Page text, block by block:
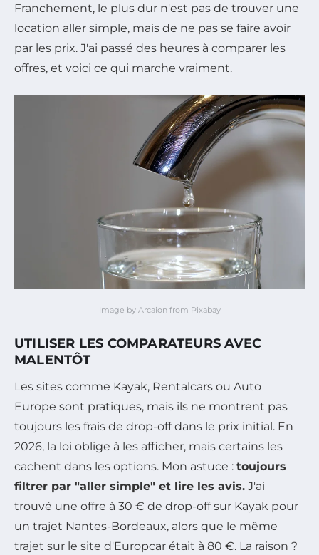
Franchement, le plus dur n'est pas de trouver une
location aller simple, mais de ne pas se faire avoir
par les prix. J'ai passé des heures à comparer les
offres, et voici ce qui marche vraiment.
Image by Arcaion from Pixabay
UTILISER LES COMPARATEURS AVEC
MALENTÔT
Les sites comme Kayak, Rentalcars ou Auto
Europe sont pratiques, mais ils ne montrent pas
toujours les frais de drop-off dans le prix initial. En
2026, la loi oblige à les afficher, mais certains les
cachent dans les options. Mon astuce : toujours
filtrer par "aller simple" et lire les avis. J'ai
trouvé une offre à 30 € de drop-off sur Kayak pour
un trajet Nantes-Bordeaux, alors que le même
trajet sur le site d'Europcar était à 80 €. La raison ?